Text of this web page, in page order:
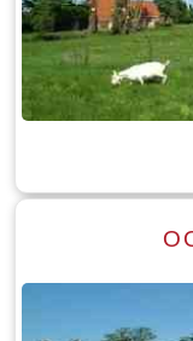
Tekst: ©